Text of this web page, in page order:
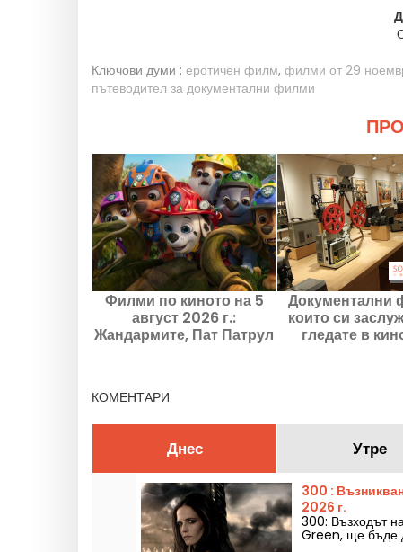
Ключови думи : еротичен филм, филми от 29
пътеводител за документални филми
Филми по киното на 5
август 2026 г.:
Жандармите, Пат Патрул
Документални
които си
гледате в
КОМЕНТАРИ
Днес Утре
300 :
2026 г.
300: Възходът
Green, ще бъде